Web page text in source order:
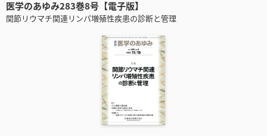
医学のあゆみ283巻8号【電子版】
関節リウマチ関連リンパ増殖性疾患の診断と管理